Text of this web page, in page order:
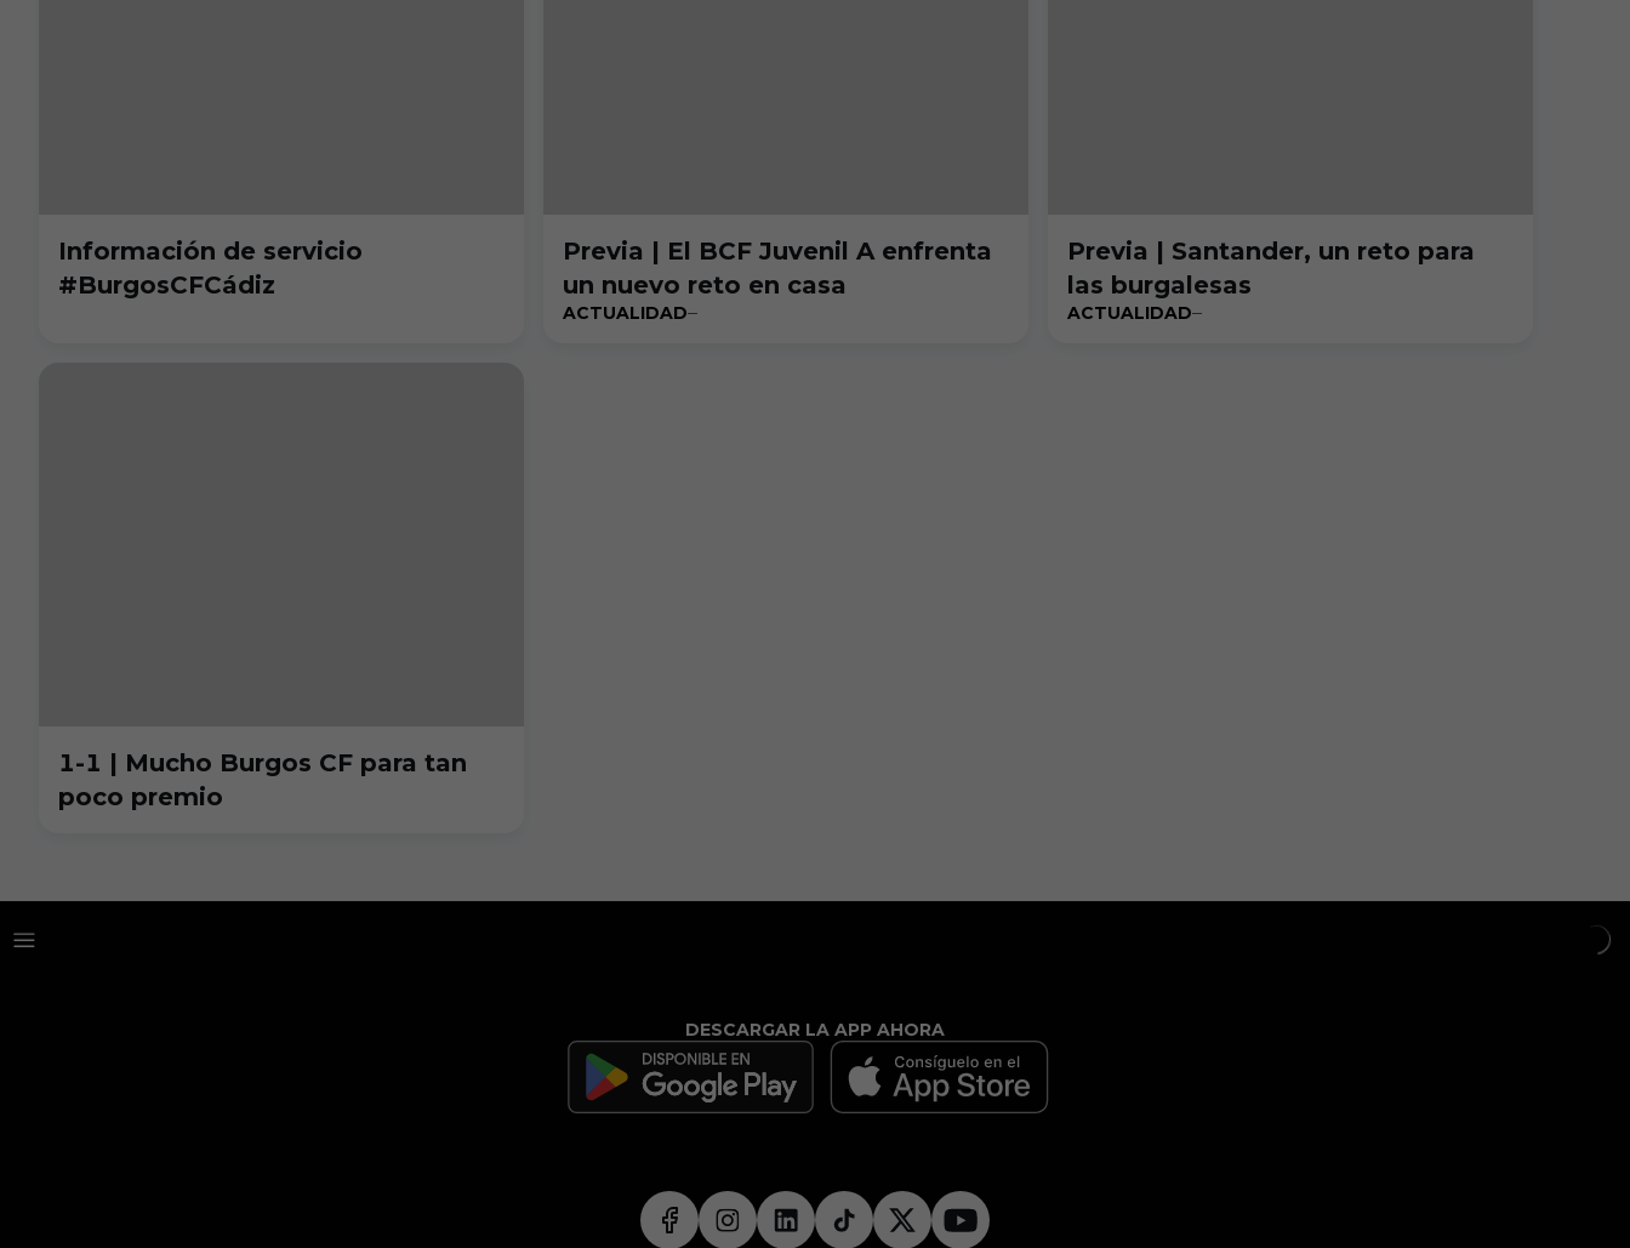
Información de servicio
#BurgosCFCádiz
Previa | El BCF Juvenil A enfrenta
un nuevo reto en casa
ACTUALIDAD
Previa | Santander, un reto para
las burgalesas
ACTUALIDAD
1-1 | Mucho Burgos CF para tan
poco premio
DESCARGAR LA APP AHORA